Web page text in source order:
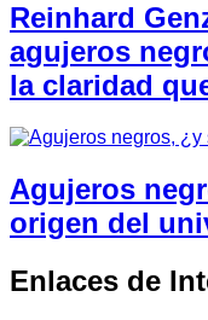
Reinhard
agujeros
la claridad
Agujeros
origen del
Enlaces de